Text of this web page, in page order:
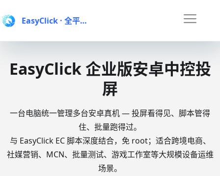
EasyClick · 全平台手机自动化AI智能体
EasyClick 企业版安卓中控投
屏
一台电脑统一管理多台安卓真机 — 投屏看得见、脚本管得
住、批量跑得过。
与 EasyClick EC 脚本深度结合，免 root；适合跨境电商、
社媒营销、MCN、批量测试、游戏工作室等大规模设备运维
场景。